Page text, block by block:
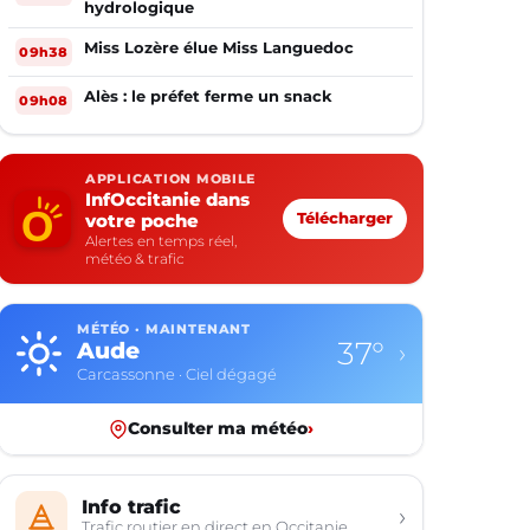
hydrologique
09h38 Miss Lozère élue Miss Languedoc
09h08 Alès : le préfet ferme un snack
APPLICATION MOBILE
InfOccitanie dans
votre poche
Alertes en temps réel,
météo & trafic
Télécharger
MÉTÉO · MAINTENANT
Aude
Carcassonne · Ciel dégagé
37° ›
Consulter ma météo›
Info trafic ›